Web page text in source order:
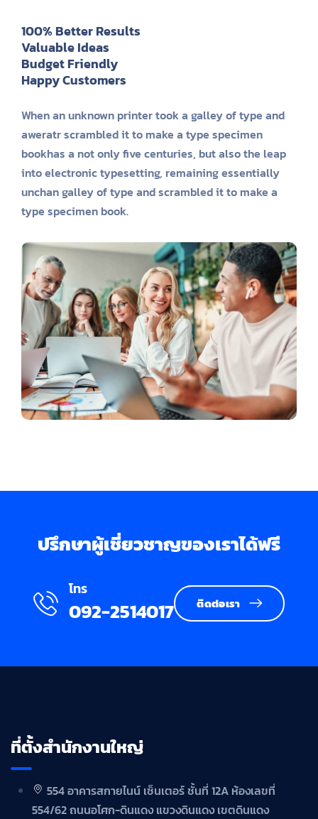
100% Better Results
Valuable Ideas
Budget Friendly
Happy Customers
When an unknown printer took a galley of type and
aweratr scrambled it to make a type specimen
bookhas a not only five centuries, but also the leap
into electronic typesetting, remaining essentially
unchan galley of type and scrambled it to make a
type specimen book.
ปรึกษาผู้เชี่ยวชาญของเราได้ฟรี
โทร
092-2514017 ติดต่อเรา
ที่ตั้งสำนักงานใหญ่
554 อาคารสกายไนน์ เซ็นเตอร์ ชั้นที่ 12A ห้องเลขที่
554/62 ถนนอโศก-ดินแดง แขวงดินแดง เขตดินแดง